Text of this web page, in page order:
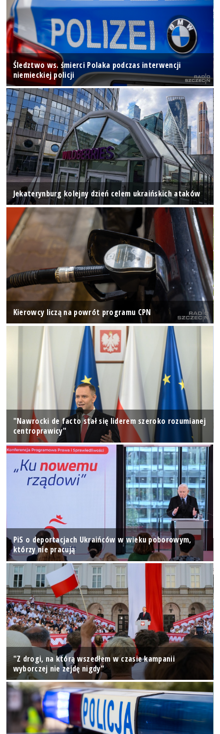
Śledztwo ws. śmierci Polaka podczas interwencji
niemieckiej policji
Jekaterynburg kolejny dzień celem ukraińskich ataków
Kierowcy liczą na powrót programu CPN
"Nawrocki de facto stał się liderem szeroko rozumianej
centroprawicy"
PiS o deportacjach Ukraińców w wieku poborowym,
którzy nie pracują
"Z drogi, na którą wszedłem w czasie kampanii
wyborczej nie zejdę nigdy"